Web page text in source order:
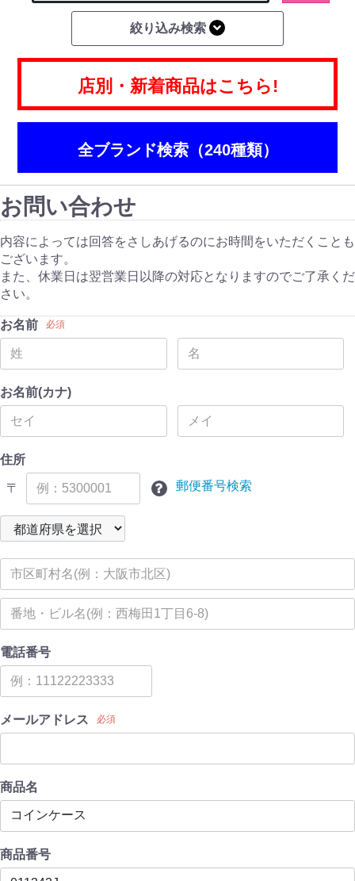
絞り込み検索
店別・新着商品はこちら!
全ブランド検索（240種類）
お問い合わせ
内容によっては回答をさしあげるのにお時間をいただくことも
ございます。
また、休業日は翌営業日以降の対応となりますのでご了承くだ
さい。
お名前 必須
お名前(カナ)
住所
〒 郵便番号検索
電話番号
メールアドレス 必須
商品名
商品番号